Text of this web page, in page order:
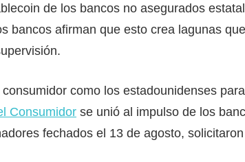
de los bancos no asegurados
bancos afirman que esto crea lagunas
como los estadounidenses
Consumidor se unió al impulso de los
fechados el 13 de agosto,